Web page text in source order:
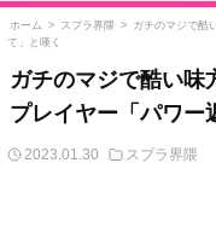
たと言われてしまう
行
ホーム > スプラ界隈 > ガチのマジで酷
て」と嘆く
ガチのマジで酷い味
プレイヤー「パワー
2023.01.30 スプラ界隈